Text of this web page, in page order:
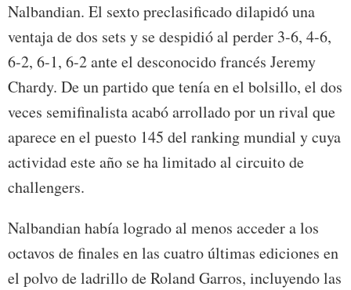
Nalbandian. El sexto preclasificado dilapidó una
ventaja de dos sets y se despidió al perder 3-6, 4-6,
6-2, 6-1, 6-2 ante el desconocido francés Jeremy
Chardy. De un partido que tenía en el bolsillo, el dos
veces semifinalista acabó arrollado por un rival que
aparece en el puesto 145 del ranking mundial y cuya
actividad este año se ha limitado al circuito de
challengers.
Nalbandian había logrado al menos acceder a los
octavos de finales en las cuatro últimas ediciones en
el polvo de ladrillo de Roland Garros, incluyendo las